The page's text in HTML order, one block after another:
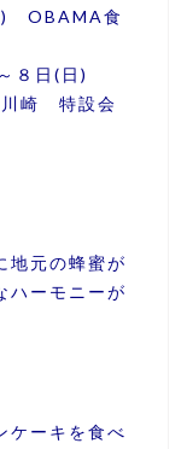
) OBAMA食
日(日)
特設会
地元の蜂蜜が
ハーモニーが
ケーキを食べ